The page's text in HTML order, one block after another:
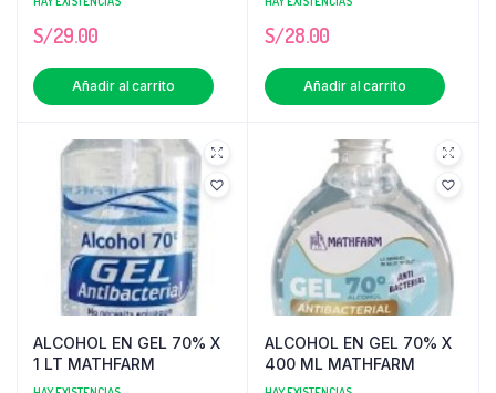
S/29.00
Añadir al carrito
S/28.00
Añadir al carrito
ALCOHOL EN GEL 70% X
1 LT MATHFARM
ALCOHOL EN GEL 70% X
400 ML MATHFARM